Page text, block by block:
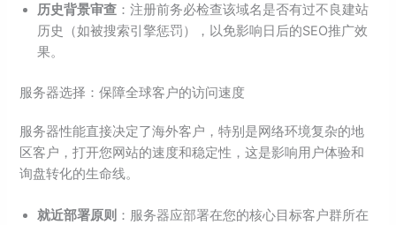
历史背景审查 ：注册前务必检查该域名是否有过不良建站
历史（如被搜索引擎惩罚），以免影响日后的SEO推广效
果。
服务器选择：保障全球客户的访问速度
服务器性能直接决定了海外客户，特别是网络环境复杂的地
区客户，打开您网站的速度和稳定性，这是影响用户体验和
询盘转化的生命线。
就近部署原则 ：服务器应部署在您的核心目标客户群所在